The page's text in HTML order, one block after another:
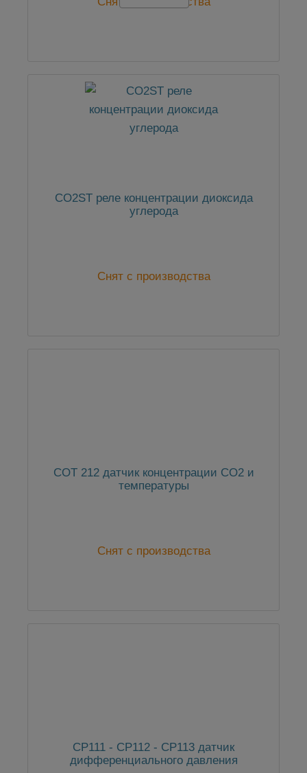
CO2ST реле концентрации диоксида
углерода
Снят с производства
COT 212 датчик концентрации CO2 и
температуры
Снят с производства
CP111 - CP112 - CP113 датчик
дифференциального давления